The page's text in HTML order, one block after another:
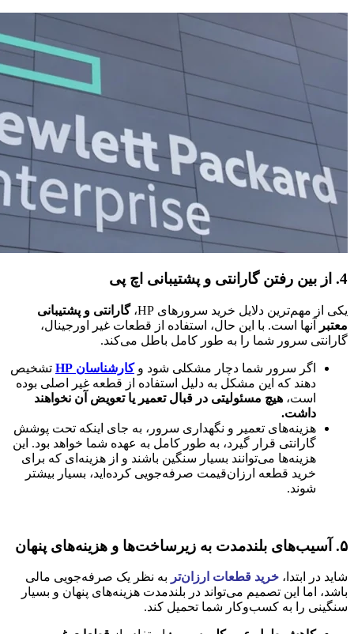
4. از بین رفتن گارانتی و پشتیبانی اچ پی
یکی از مهم‌ترین دلایل خرید سرورهای HP،
گارانتی و پشتیبانی
معتبر
آنها است. با این حال، استفاده از قطعات غیر اورجینال،
گارانتی سرور شما را به طور کامل باطل می‌کند.
اگر سرور شما دچار مشکلی شود وکارشناسان HP
تشخیص
دهند که این مشکل به دلیل استفاده از قطعه غیر اصلی بوده
است، هیچ مسئولیتی در قبال تعمیر یا تعویض آن نخواهند
داشت.
هزینه‌های تعمیر و نگهداری سرور، به جای اینکه تحت پوشش
گارانتی قرار گیرد، به طور کامل به عهده شما خواهد بود. این
هزینه‌ها می‌توانند بسیار سنگین باشند و از هزینه‌ای که برای
خرید قطعه ارزان‌قیمت صرفه‌جویی کرده‌اید، بسیار بیشتر
شوند.
۵. آسیب‌های بلندمدت به زیرساخت‌ها و هزینه‌های پنهان
شاید در ابتدا، خرید قطعات ارزان‌تر به نظر یک صرفه‌جویی مالی
باشد، اما این تصمیم می‌تواند در بلندمدت هزینه‌های پنهان و بسیار
سنگینی را به کسب‌وکار شما تحمیل کند.